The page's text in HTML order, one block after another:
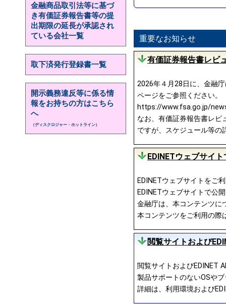
金融商品取引法等に基づ
き有価証券報告書等の提
出期限の延長が承認され
ている会社一覧
取下済発行登録書一覧
開示義務違反等に係る情
報をお持ちの方はこちら
へ
（ディスクロジャー・ホットライン）
重要なお知らせ
有価証券報告書レビ
2026年４月28日に、金融
ページをご参照ください。
https://www.fsa.go.jp/
なお、有価証券報告書レビ
ですが、スケジュール等の
EDINETウェブサイ
EDINETウェブサイトをご
EDINETウェブサイトで公
金融庁は、本コンテンツに
本コンテンツをご利用の際
閲覧サイトおよび
閲覧サイトおよびEDINET
製品サポートのないOSや
詳細は、利用環境および